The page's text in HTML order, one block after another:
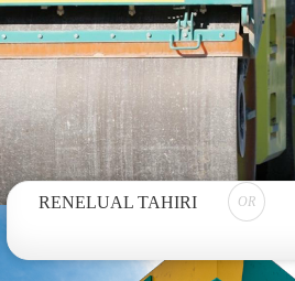
RENELUAL TAHIRI OR